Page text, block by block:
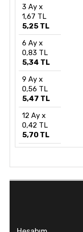
3 Ay x
1,67 TL
5,25 TL
6 Ay x
0,83 TL
5,34 TL
9 Ay x
0,56 TL
5,47 TL
12 Ay x
0,42 TL
5,70 TL